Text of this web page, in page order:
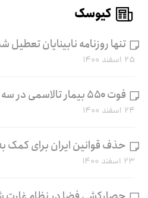
کیوسک
تنها روزنامه نابینایان تعطیل
۲۵ اسفند ۱۴۰۰
فوت ۵۵۰ بیمار تالاسمی در سه سال اخیر
۲۴ اسفند ۱۴۰۰
حذف قوانین ایران برای کمک
۲۳ اسفند ۱۴۰۰